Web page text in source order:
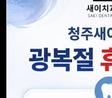
위생 관리
많은 분들이 치과 방문을
하나